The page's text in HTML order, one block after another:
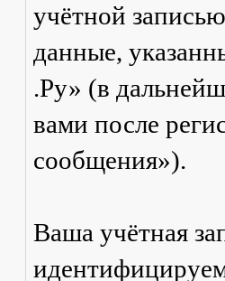
учётной
данные,
.Ру» (в
вами после
сообщения»).
Ваша учётная